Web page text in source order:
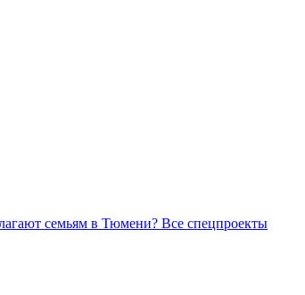
Все спецпроекты